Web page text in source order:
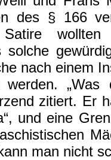
des § 166
solche
nach einem
werden.
zitiert. Er
und eine
man nicht